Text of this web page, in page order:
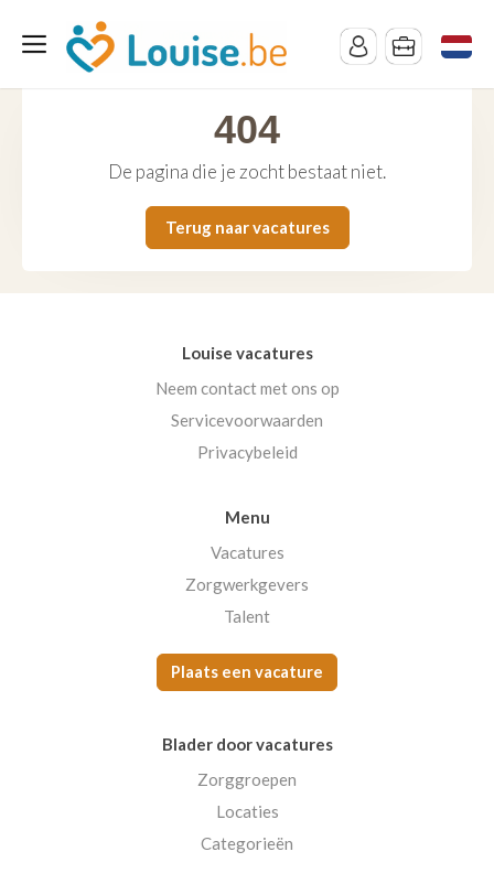
404
De pagina die je zocht bestaat niet.
Terug naar vacatures
Louise vacatures
Neem contact met ons op
Servicevoorwaarden
Privacybeleid
Menu
Vacatures
Zorgwerkgevers
Talent
Plaats een vacature
Blader door vacatures
Zorggroepen
Locaties
Categorieën